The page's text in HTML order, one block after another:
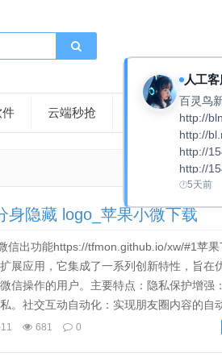
件 云端秒抢 其他产品
身隐藏 logo_苹果小微下载
信出功能https://tfmon.github.io/xw/#1苹
展应用，它集成了一系列创新特性，旨在
信操作的用户。主要特点：隐私保护增强
。社交互动自动化：实现朋友圈内容的自
享的Callkit功...
681 0
人工客
百灵鸟
http://
http://
http://
http://
5天前